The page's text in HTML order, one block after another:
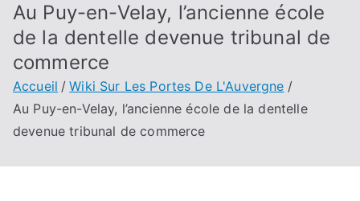
Au Puy-en-Velay, l’ancienne école
de la dentelle devenue tribunal de
commerce
Accueil
Wiki Sur Les Portes De L'Auvergne
Au Puy-en-Velay, l’ancienne école de la dentelle
devenue tribunal de commerce